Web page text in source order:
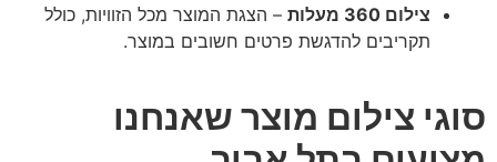
צילום 360 מעלות
– הצגת המוצר מכל הזוויות, כולל
תקריבים להדגשת פרטים חשובים במוצר.
סוגי צילום מוצר שאנחנו